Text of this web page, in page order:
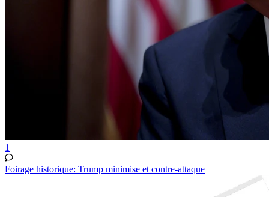
1
Foirage historique: Trump minimise et contre-attaque